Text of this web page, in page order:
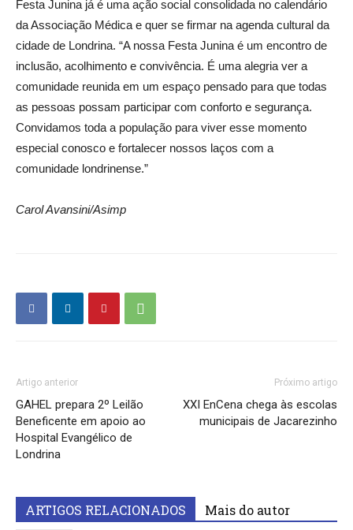
Festa Junina já é uma ação social consolidada no calendário
da Associação Médica e quer se firmar na agenda cultural da
cidade de Londrina. “A nossa Festa Junina é um encontro de
inclusão, acolhimento e convivência. É uma alegria ver a
comunidade reunida em um espaço pensado para que todas
as pessoas possam participar com conforto e segurança.
Convidamos toda a população para viver esse momento
especial conosco e fortalecer nossos laços com a
comunidade londrinense.”
Carol Avansini/Asimp
Artigo anterior
GAHEL prepara 2º Leilão
Beneficente em apoio ao
Hospital Evangélico de
Londrina
Próximo artigo
XXI EnCena chega às escolas
municipais de Jacarezinho
ARTIGOS RELACIONADOS Mais do autor